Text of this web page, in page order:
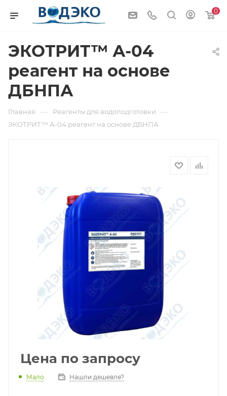
0
ЭКОТРИТ™ А-04
реагент на основе
ДБНПА
Главная — Реагенты для водоподготовки —
ЭКОТРИТ™ А-04 реагент на основе ДБНПА
Цена по запросу
Мало Нашли дешевле?